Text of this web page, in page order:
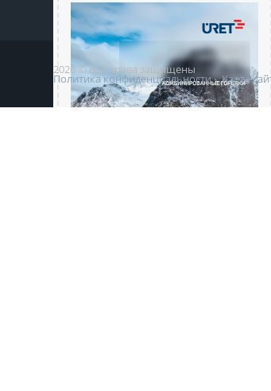
2026 © Все права защищены
Политика конфиденциальности Карта